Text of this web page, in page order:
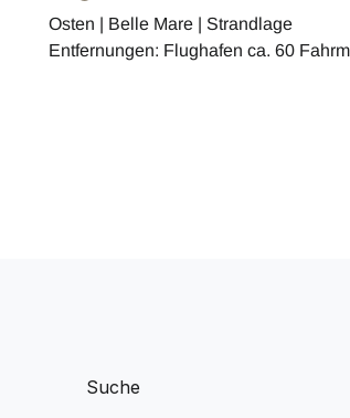
Osten | Belle Mare | Strandlage
Entfernungen: Flughafen ca. 60
Suche